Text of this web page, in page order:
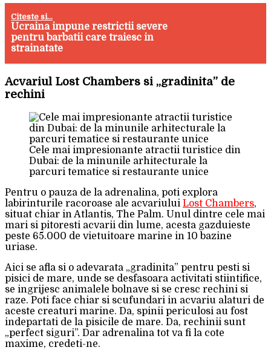
Citeste si...
Ucraina impune restrictii severe
pentru barbatii care traiesc in
strainatate
Acvariul Lost Chambers si „gradinita” de
rechini
Cele mai impresionante atractii turistice din
Dubai: de la minunile arhitecturale la
parcuri tematice si restaurante unice
Pentru o pauza de la adrenalina, poti explora
labirinturile racoroase ale acvariului Lost Chambers,
situat chiar in Atlantis, The Palm. Unul dintre cele mai
mari si pitoresti acvarii din lume, acesta gazduieste
peste 65.000 de vietuitoare marine in 10 bazine
uriase.
Aici se afla si o adevarata „gradinita” pentru pesti si
pisici de mare, unde se desfasoara activitati stiintifice,
se ingrijesc animalele bolnave si se cresc rechini si
raze. Poti face chiar si scufundari in acvariu alaturi de
aceste creaturi marine. Da, spinii periculosi au fost
indepartati de la pisicile de mare. Da, rechinii sunt
„perfect siguri”. Dar adrenalina tot va fi la cote
maxime, credeti-ne.